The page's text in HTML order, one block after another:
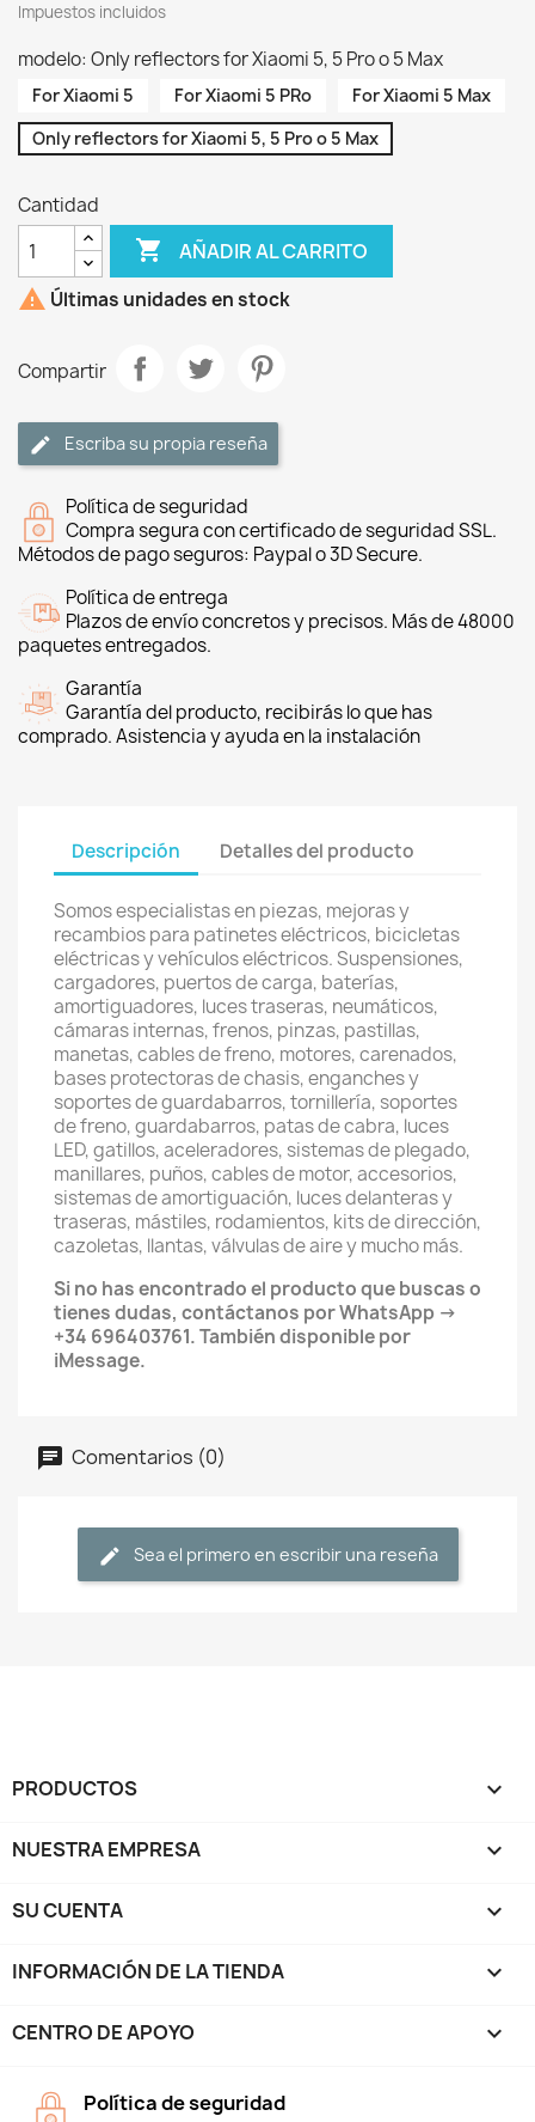
Impuestos incluidos
modelo: Only reflectors for Xiaomi 5, 5 Pro o 5 Max
For Xiaomi 5 For Xiaomi 5 PRo
For Xiaomi 5 Max
Only reflectors for Xiaomi 5, 5 Pro o 5 Max
Cantidad
 AÑADIR AL CARRITO
 Últimas unidades en stock
Compartir
Escriba su propia reseña
Política de seguridad
Compra segura con certificado de seguridad SSL.
Métodos de pago seguros: Paypal o 3D Secure.
Política de entrega
Plazos de envío concretos y precisos. Más de 48000
paquetes entregados.
Garantía
Garantía del producto, recibirás lo que has
comprado. Asistencia y ayuda en la instalación
Descripción Detalles del producto
Somos especialistas en piezas, mejoras y
recambios para patinetes eléctricos, bicicletas
eléctricas y vehículos eléctricos. Suspensiones,
cargadores, puertos de carga, baterías,
amortiguadores, luces traseras, neumáticos,
cámaras internas, frenos, pinzas, pastillas,
manetas, cables de freno, motores, carenados,
bases protectoras de chasis, enganches y
soportes de guardabarros, tornillería, soportes
de freno, guardabarros, patas de cabra, luces
LED, gatillos, aceleradores, sistemas de plegado,
manillares, puños, cables de motor, accesorios,
sistemas de amortiguación, luces delanteras y
traseras, mástiles, rodamientos, kits de dirección,
cazoletas, llantas, válvulas de aire y mucho más.
Si no has encontrado el producto que buscas o
tienes dudas, contáctanos por WhatsApp →
+34 696403761. También disponible por
iMessage.
Comentarios (0)
Sea el primero en escribir una reseña
PRODUCTOS 
NUESTRA EMPRESA 
SU CUENTA 
INFORMACIÓN DE LA TIENDA keyboard_arrow_down
CENTRO DE APOYO 
Política de seguridad